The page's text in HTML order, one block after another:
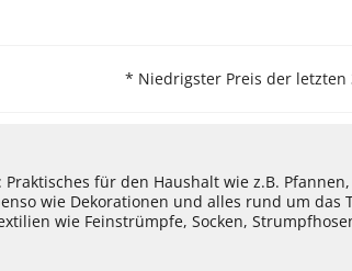
* Niedrigster Preis der letzten
für den Haushalt wie z.B.
wie Dekorationen und alles rund um das
wie Feinstrümpfe, Socken,